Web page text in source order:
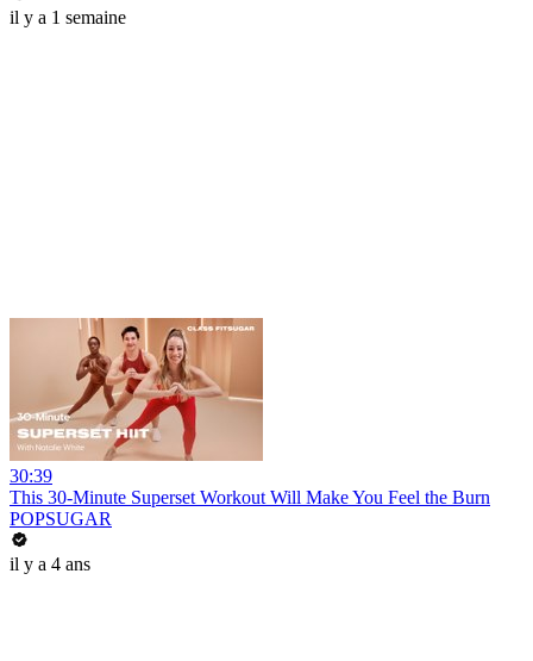
il y a 1 semaine
30:39
This 30-Minute Superset Workout Will Make You Feel the Burn
POPSUGAR
il y a 4 ans